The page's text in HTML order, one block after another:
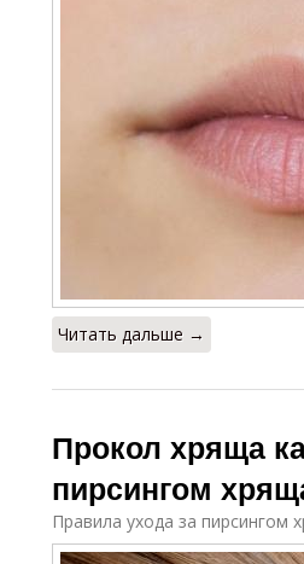
Читать дальше →
Прокол хряща
пирсингом
Правила ухода за пирсингом